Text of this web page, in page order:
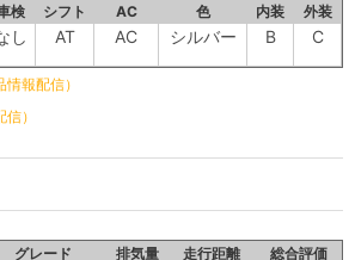
検 シフト AC 色 内装 外装
し AT AC シルバー B C
報配信）
）
グレード 排気量 走行距離 総合評価